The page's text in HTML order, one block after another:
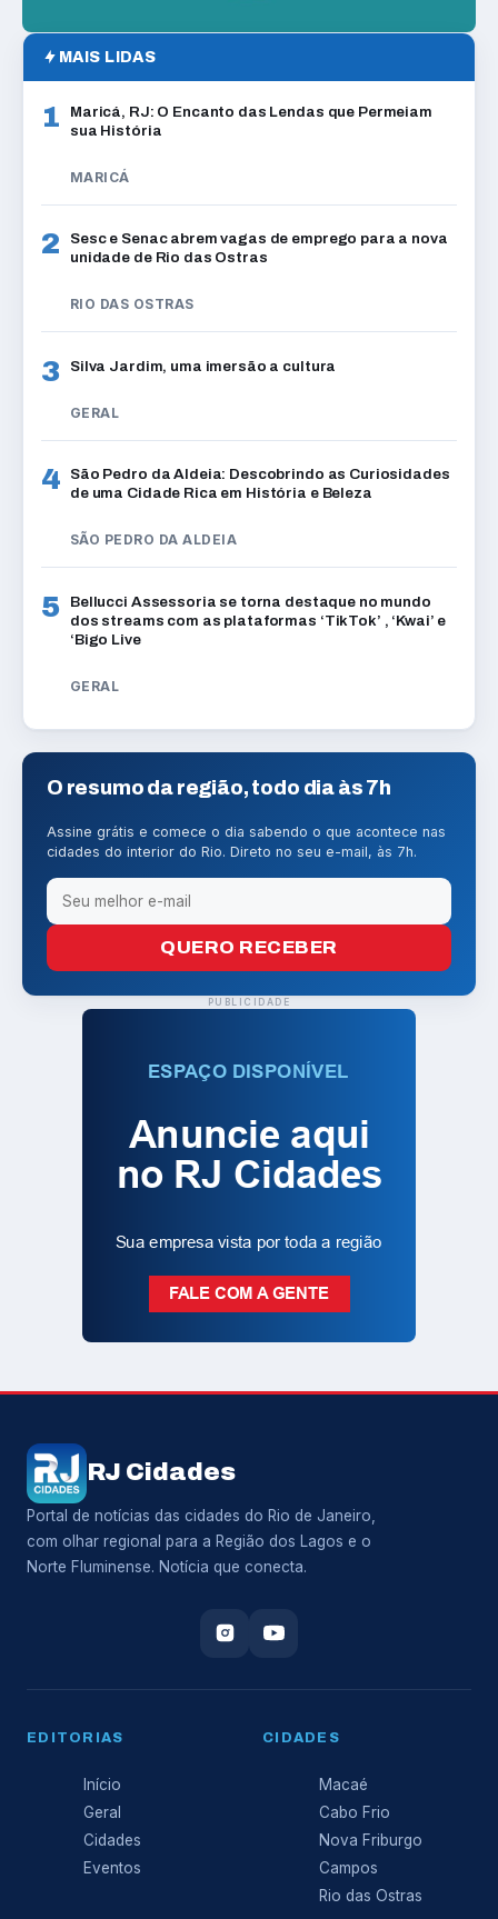
MAIS LIDAS
1
Maricá, RJ: O Encanto das Lendas que Permeiam
sua História
MARICÁ
2
Sesc e Senac abrem vagas de emprego para a nova
unidade de Rio das Ostras
RIO DAS OSTRAS
3 Silva Jardim, uma imersão a cultura
GERAL
4
São Pedro da Aldeia: Descobrindo as Curiosidades
de uma Cidade Rica em História e Beleza
SÃO PEDRO DA ALDEIA
5
Bellucci Assessoria se torna destaque no mundo
dos streams com as plataformas ‘TikTok’ , ‘Kwai’ e
‘Bigo Live
GERAL
O resumo da região, todo dia às 7h
Assine grátis e comece o dia sabendo o que acontece nas
cidades do interior do Rio. Direto no seu e-mail, às 7h.
QUERO RECEBER
PUBLICIDADE
RJ Cidades
Portal de notícias das cidades do Rio de Janeiro,
com olhar regional para a Região dos Lagos e o
Norte Fluminense. Notícia que conecta.
EDITORIAS
Início
Geral
Cidades
Eventos
CIDADES
Macaé
Cabo Frio
Nova Friburgo
Campos
Rio das Ostras